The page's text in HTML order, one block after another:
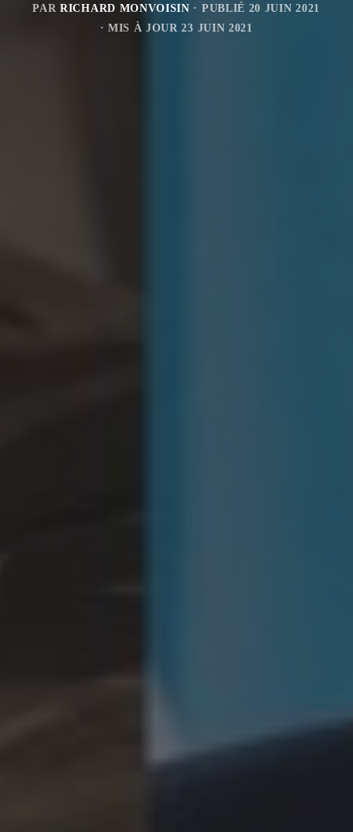
PARRICHARD MONVOISIN · PUBLIÉ 20 JUIN 2021
· MIS À JOUR23 JUIN 2021